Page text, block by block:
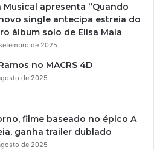
Musical apresenta “Quando
novo single antecipa estreia do
álbum solo de Elisa Maia
de 2025
no MACRS 4D
de 2025
filme baseado no épico A
ganha trailer dublado
de 2025